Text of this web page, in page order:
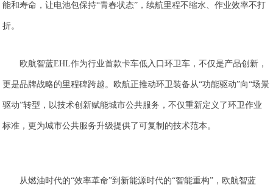
能和寿命，让电池包保持“青春状态”，续航里程不缩水、作业效率不打
折。
欧航智蓝EHL作为行业首款卡车低入口环卫车，不仅是产品创新，
更是品牌战略的里程碑跨越。欧航正推动环卫装备从“功能驱动”向“场景
驱动”转型，以技术创新赋能城市公共服务，不仅重新定义了环卫作业
标准，更为城市公共服务升级提供了可复制的技术范本。
从燃油时代的“效率革命”到新能源时代的“智能重构”，欧航智蓝